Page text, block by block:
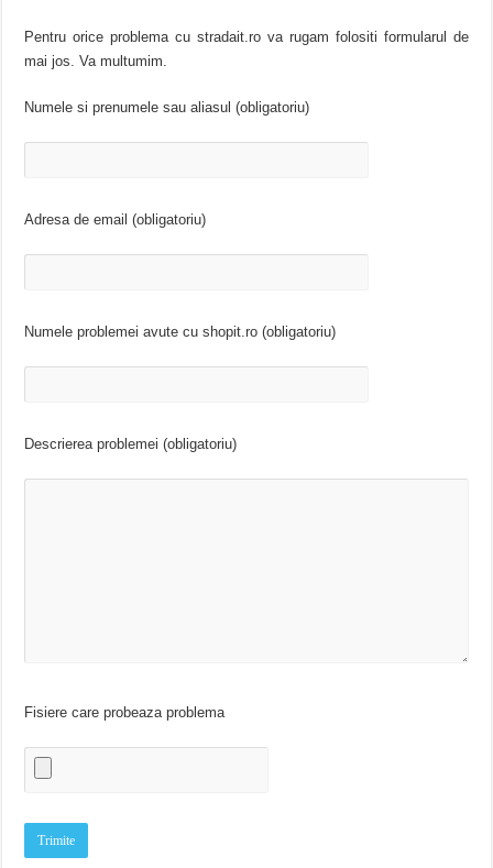
Pentru orice problema cu stradait.ro va rugam folositi formularul de
mai jos. Va multumim.
Numele si prenumele sau aliasul (obligatoriu)
Adresa de email (obligatoriu)
Numele problemei avute cu shopit.ro (obligatoriu)
Descrierea problemei (obligatoriu)
Fisiere care probeaza problema